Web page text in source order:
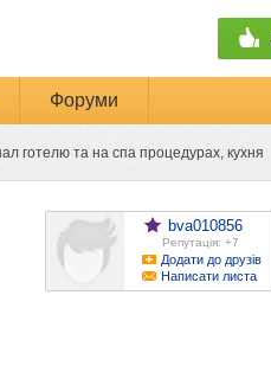
Форуми
готелю та на спа процедурах, кухня
bva010856
Репутація: +7
Додати до друзів
Написати листа